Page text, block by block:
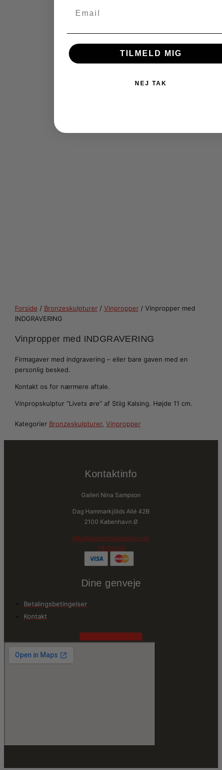
Forside / Bronzeskulpturer/ Vinpropper/ Vinpropper med
INDGRAVERING
Vinpropper med INDGRAVERING
Firmagaver med indgravering – eller bare gaven med en
personlig besked.
Kontakt os for nærmere aftale.
Vinpropskulptur “Livets øre” af Stiig Kalsing. Højde 11 cm.
Kategorier Bronzeskulpturer, Vinpropper
Kontaktinfo
Galleri Nina Sampson
Dag Hammarkjölds Allé 42B
2100 København Ø
info@gallerininasampson.dk
28122859
Dine genveje
Betalingsbetingelser
Kontakt
TILMELD MIG
NEJ TAK